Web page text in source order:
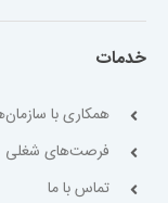
خدمات
همکاری با
فرصت‌های شغلی
تماس با ما